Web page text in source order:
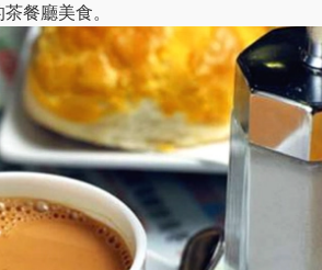
餐廳美食。